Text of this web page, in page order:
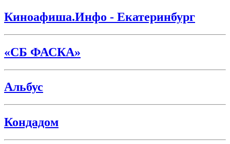
Киноафиша.Инфо - Екатеринбург
«СБ ФАСКА»
Альбус
Кондадом